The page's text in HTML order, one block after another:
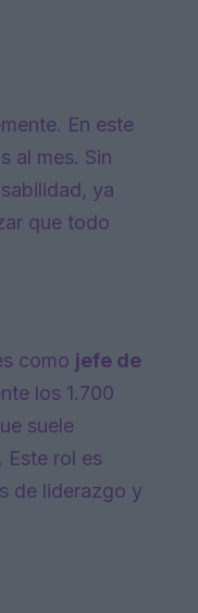
En este
al mes. Sin
ya
que todo
como jefe de
los 1.700
suele
Este rol es
de liderazgo y